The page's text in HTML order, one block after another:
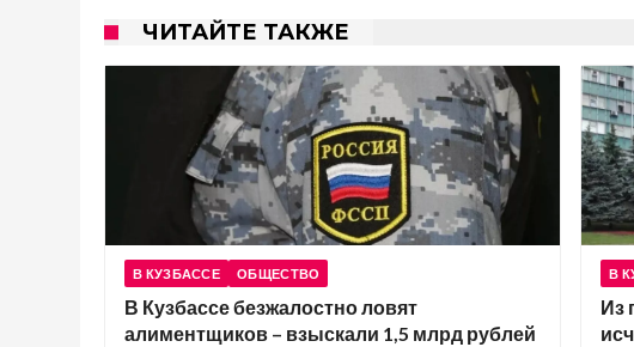
ЧИТАЙТЕ ТАКЖЕ
В КУЗБАССЕ ОБЩЕСТВО
В Кузбассе безжалостно ловят
алиментщиков – взыскали 1,5 млрд рублей
В
Из